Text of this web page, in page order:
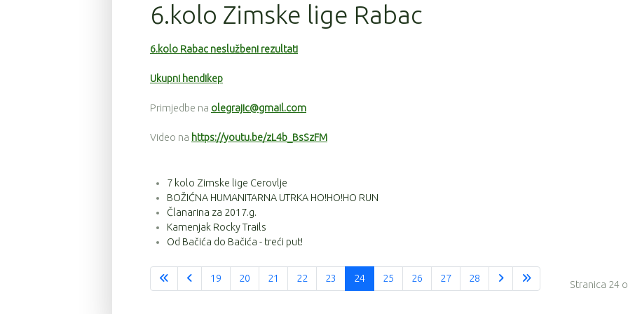
6.kolo Zimske lige Rabac
6.kolo Rabac neslužbeni rezultati
Ukupni hendikep
Primjedbe na olegrajic@gmail.com
Video na https://youtu.be/zL4b_BsSzFM
7 kolo Zimske lige Cerovlje
BOŽIĆNA HUMANITARNA UTRKA HO!HO!HO RUN
Članarina za 2017.g.
Kamenjak Rocky Trails
Od Bačića do Bačića - treći put!
Stranica 24
19 20 21 22 23 24 25 26 27 28